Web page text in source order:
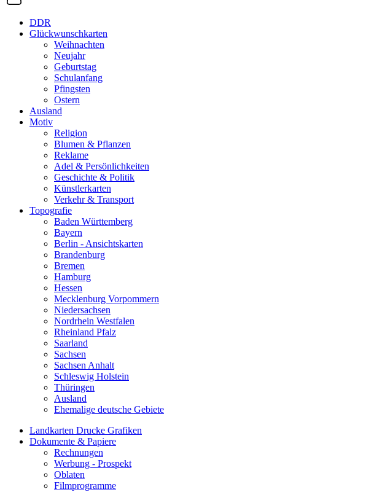
DDR
Glückwunschkarten
Weihnachten
Neujahr
Geburtstag
Schulanfang
Pfingsten
Ostern
Ausland
Motiv
Religion
Blumen & Pflanzen
Reklame
Adel & Persönlichkeiten
Geschichte & Politik
Künstlerkarten
Verkehr & Transport
Topografie
Baden Württemberg
Bayern
Berlin - Ansichtskarten
Brandenburg
Bremen
Hamburg
Hessen
Mecklenburg Vorpommern
Niedersachsen
Nordrhein Westfalen
Rheinland Pfalz
Saarland
Sachsen
Sachsen Anhalt
Schleswig Holstein
Thüringen
Ausland
Ehemalige deutsche Gebiete
Landkarten Drucke Grafiken
Dokumente & Papiere
Rechnungen
Werbung - Prospekt
Oblaten
Filmprogramme